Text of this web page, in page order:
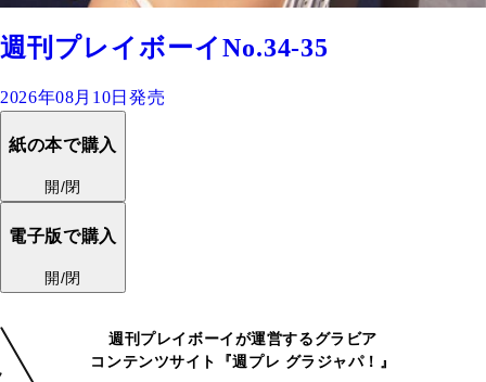
週刊プレイボーイNo.34-35
2026年08月10日発売
紙の本で購入
開/閉
電子版で購入
開/閉
週刊プレイボーイが運営するグラビア
コンテンツサイト『週プレ グラジャパ！』